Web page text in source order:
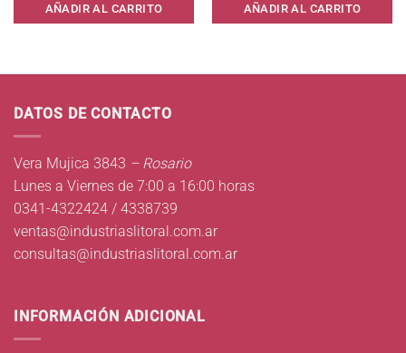
AÑADIR AL CARRITO AÑADIR AL CARRITO
DATOS DE CONTACTO
Vera Mujica 3843 – Rosario
Lunes a Viernes de 7:00 a 16:00 horas
0341-4322424 / 4338739
ventas@industriaslitoral.com.ar
consultas@industriaslitoral.com.ar
INFORMACIÓN ADICIONAL